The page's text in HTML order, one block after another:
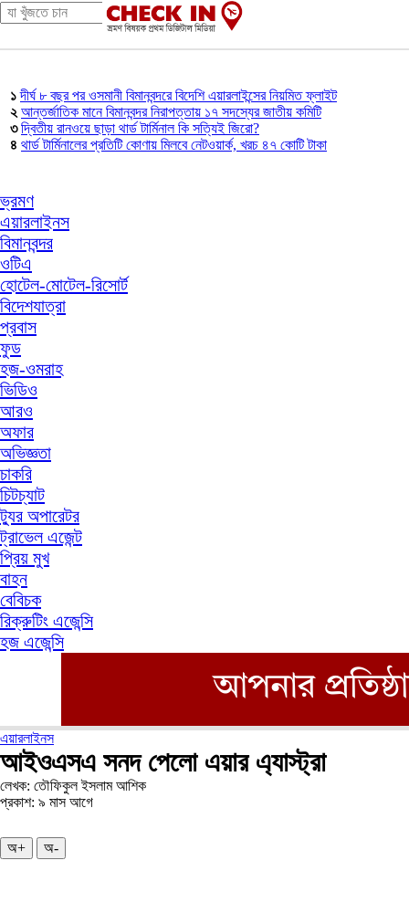
১ দীর্ঘ ৮ বছর পর ওসমানী বিমানবন্দরে বিদেশি এয়ারলাইন্সের নিয়মিত ফ্লাইট
২ আন্তর্জাতিক মানে বিমানবন্দর নিরাপত্তায় ১৭ সদস্যের জাতীয় কমিটি
৩ দ্বিতীয় রানওয়ে ছাড়া থার্ড টার্মিনাল কি সত্যিই জিরো?
৪ থার্ড টার্মিনালের প্রতিটি কোণায় মিলবে নেটওয়ার্ক, খরচ ৪৭ কোটি টাকা
ভ্রমণ
এয়ারলাইনস
বিমানবন্দর
ওটিএ
হোটেল-মোটেল-রিসোর্ট
বিদেশযাত্রা
প্রবাস
ফুড
হজ-ওমরাহ
ভিডিও
আরও
অফার
অভিজ্ঞতা
চাকরি
চিটচ্যাট
ট্যুর অপারেটর
ট্রাভেল এজেন্ট
প্রিয় মুখ
বাহন
বেবিচক
রিক্রুটিং এজেন্সি
হজ এজেন্সি
এয়ারলাইনস
আইওএসএ সনদ পেলো এয়ার এ্যাস্ট্রা
লেখক: তৌফিকুল ইসলাম আশিক
প্রকাশ: ৯ মাস আগে
অ+ অ-